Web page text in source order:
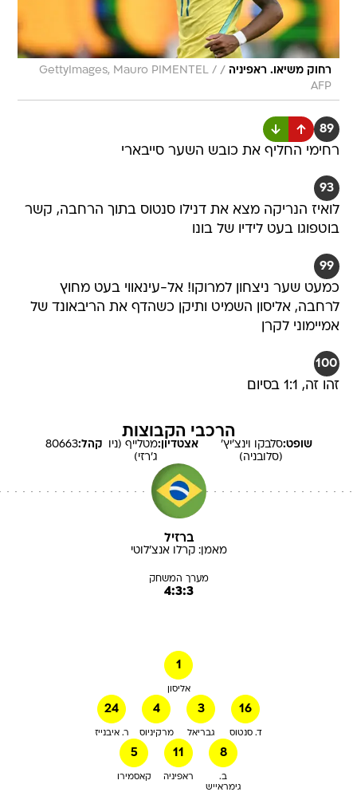
רחוק משיאו. ראפיניה /
GettyImages, Mauro PIMENTEL /
AFP
89
רחימי החליף את כובש השער סייבארי
93
לואיז הנריקה מצא את דנילו סנטוס בתוך הרחבה, קשר
בוטפוגו בעט לידיו של בונו
99
כמעט שער ניצחון למרוקו! אל-עינאווי בעט מחוץ
לרחבה, אליסון השמיט ותיקן כשהדף את הריבאונד של
אמיימוני לקרן
100
זהו זה, 1:1 בסיום
הרכבי הקבוצות
שופט:סלבקו
וינצ'יץ'
(סלובניה)
אצטדיון:מטלייף (ניו
ג'רזי)
קהל:80663
ברזיל
מאמן:קרלו אנצ'לוטי
מערך המשחק
4:3:3
1
אליסון
24
ר. איבנייז
4
מרקיניוס
3
גבריאל
16
ד. סנטוס
5
קאסמירו
11
ראפיניה
8
ב.
גימראייש